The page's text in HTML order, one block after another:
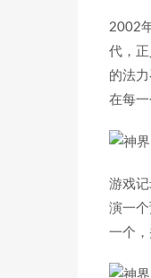
2002
代，
的法
在每一
游戏
演一
一个，